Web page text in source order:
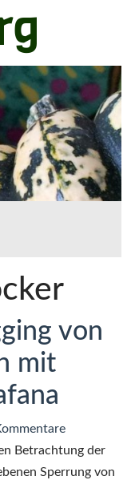
von
mit
Betrachtung der
Sperrung von